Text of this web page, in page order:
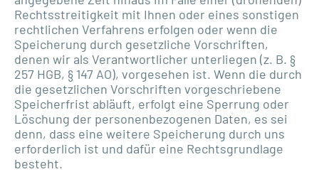
Rechtsstreitigkeit mit Ihnen oder eines sonstigen
rechtlichen Verfahrens erfolgen oder wenn die
Speicherung durch gesetzliche Vorschriften,
denen wir als Verantwortlicher unterliegen (z. B. §
257 HGB, § 147 AO), vorgesehen ist. Wenn die durch
die gesetzlichen Vorschriften vorgeschriebene
Speicherfrist abläuft, erfolgt eine Sperrung oder
Löschung der personenbezogenen Daten, es sei
denn, dass eine weitere Speicherung durch uns
erforderlich ist und dafür eine Rechtsgrundlage
besteht.